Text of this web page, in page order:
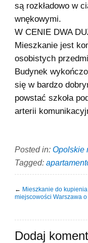
są rozkładowo w
wnękowymi.
W CENIE DWA
Mieszkanie jest
osobistych
Budynek
się w bardzo
powstać szkoła
arterii
Posted in: Opolskie
Tagged:
← Mieszkanie do
miejscowości Warszawa
Dodaj